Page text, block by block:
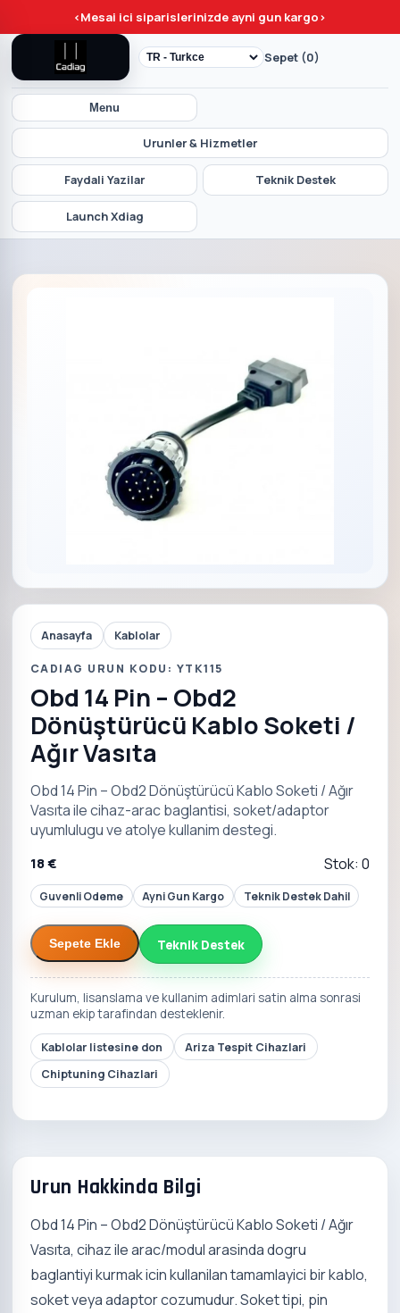
<Mesai ici siparislerinizde ayni gun kargo>
Menu
Urunler & Hizmetler
Faydali Yazilar Teknik Destek
Launch Xdiag
Sepet (0)
Anasayfa Kablolar
CADIAG URUN KODU: YTK115
Obd 14 Pin – Obd2
Dönüştürücü Kablo Soketi /
Ağır Vasıta
Obd 14 Pin – Obd2 Dönüştürücü Kablo Soketi / Ağır
Vasıta ile cihaz-arac baglantisi, soket/adaptor
uyumlulugu ve atolye kullanim destegi.
18 € Stok: 0
Guvenli Odeme Ayni Gun Kargo Teknik Destek Dahil
Sepete Ekle Teknik Destek
Kurulum, lisanslama ve kullanim adimlari satin alma sonrasi
uzman ekip tarafindan desteklenir.
Kablolar listesine don
Ariza Tespit Cihazlari
Chiptuning Cihazlari
Urun Hakkinda Bilgi
Obd 14 Pin – Obd2 Dönüştürücü Kablo Soketi / Ağır
Vasıta, cihaz ile arac/modul arasinda dogru
baglantiyi kurmak icin kullanilan tamamlayici bir kablo,
soket veya adaptor cozumudur. Soket tipi, pin